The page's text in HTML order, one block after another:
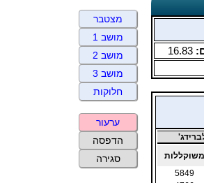
16.83
משוקללות
5849
מצטבר
מושב 1
מושב 2
מושב 3
חלוקות
ערעור
הדפסה
סגירה